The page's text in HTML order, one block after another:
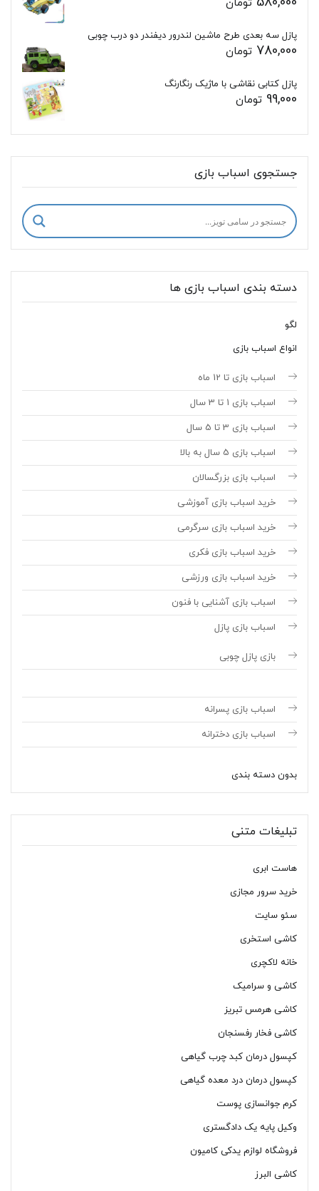
تومان
پازل سه بعدی طرح ماشین لندرور دیفندر دو درب چوبی
780,000 تومان
پازل کتابی نقاشی با ماژیک رنگارنگ
99,000 تومان
جستجوی اسباب بازی
دسته بندی اسباب بازی ها
لگو
انواع اسباب بازی
اسباب بازی تا 12 ماه
اسباب بازی 1 تا 3 سال
اسباب بازی 3 تا 5 سال
اسباب بازی 5 سال به بالا
اسباب بازی بزرگسالان
خرید اسباب بازی آموزشی
خرید اسباب بازی سرگرمی
خرید اسباب بازی فکری
خرید اسباب بازی ورزشی
اسباب بازی آشنایی با فنون
اسباب بازی پازل
بازی پازل چوبی
اسباب بازی پسرانه
اسباب بازی دخترانه
بدون دسته بندی
تبلیغات متنی
هاست ابری
خرید سرور مجازی
سئو سایت
کاشی استخری
خانه لاکچری
کاشی و سرامیک
کاشی هرمس تبریز
کاشی فخار رفسنجان
کپسول درمان کبد چرب گیاهی
کپسول درمان درد معده گیاهی
کرم جوانسازی پوست
وکیل پایه یک دادگستری
فروشگاه لوازم یدکی کامیون
کاشی البرز